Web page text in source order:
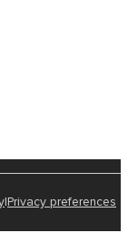
Privacy preferences